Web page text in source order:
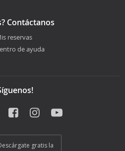
Contáctanos
reservas
de ayuda
gratis la